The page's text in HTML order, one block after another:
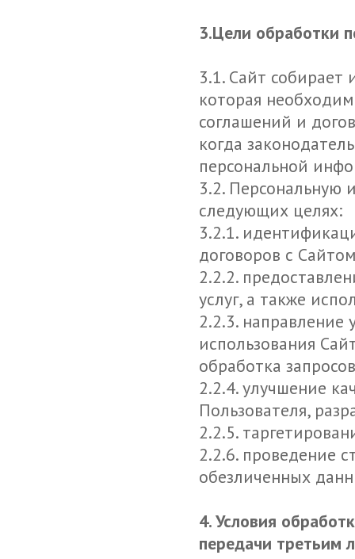
3.Цели обработки
3.1. Сайт
которая
соглашений и
когда
персональной
3.2. Персональную
следующих целях:
3.2.1.
договоров с
2.2.2.
услуг, а также
2.2.3.
использования
обработка
2.2.4. улучшение
Пользователя,
2.2.5.
2.2.6. проведение
обезличенных
4. Условия
передачи третьим